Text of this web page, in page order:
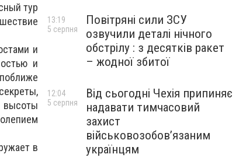
тур
и
и
высоты
в
Повітряні сили ЗСУ
озвучили деталі нічного
обстрілу : з десятків ракет
– жодної збитої
13:19
5 серпня
Від сьогодні Чехія припиняє
надавати тимчасовий
захист
військовозобов’язаним
українцям
12:04
5 серпня